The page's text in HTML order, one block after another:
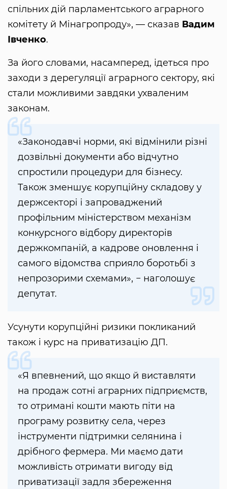
спільних дій парламентського аграрного
комітету й Мінагропроду», — сказав Вадим
Івченко.
За його словами, насамперед, ідеться про
заходи з дерегуляції аграрного сектору, які
стали можливими завдяки ухваленим
законам.
«Законодавчі норми, які відмінили різні
дозвільні документи або відчутно
спростили процедури для бізнесу.
Також зменшує корупційну складову у
держсекторі і запроваджений
профільним міністерством механізм
конкурсного відбору директорів
держкомпаній, а кадрове оновлення і
самого відомства сприяло боротьбі з
непрозорими схемами», − наголошує
депутат.
Усунути корупційні ризики покликаний
також і курс на приватизацію ДП.
«Я впевнений, що якщо й виставляти
на продаж сотні аграрних підприємств,
то отримані кошти мають піти на
програму розвитку села, через
інструменти підтримки селянина і
дрібного фермера. Ми маємо дати
можливість отримати вигоду від
приватизації задля збереження